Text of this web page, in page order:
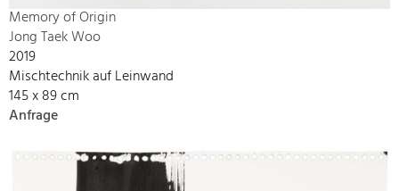
Memory of Origin
Jong Taek Woo
2019
Mischtechnik auf Leinwand
145 x 89 cm
Anfrage